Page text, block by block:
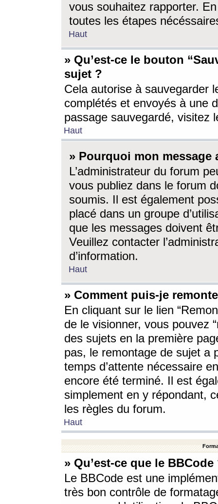
vous souhaitez rapporter.
toutes les étapes
Haut
» Qu’est-ce le bouton
sujet ?
Cela autorise à sauvegarder
complétés et envoyés à une
passage sauvegardé, visitez
Haut
» Pourquoi mon message
L’administrateur du forum
vous publiez dans le forum
soumis. Il est également
placé dans un groupe
que les messages doivent
Veuillez contacter
d’information.
Haut
» Comment puis-je
En cliquant sur le lien
de le visionner, vous pouvez
des sujets en la première
pas, le remontage de sujet a
temps d’attente nécessaire
encore été terminé. Il est
simplement en y répondant,
les règles du forum.
Haut
» Qu’est-ce que le BBCode
Le BBCode est une
très bon contrôle de